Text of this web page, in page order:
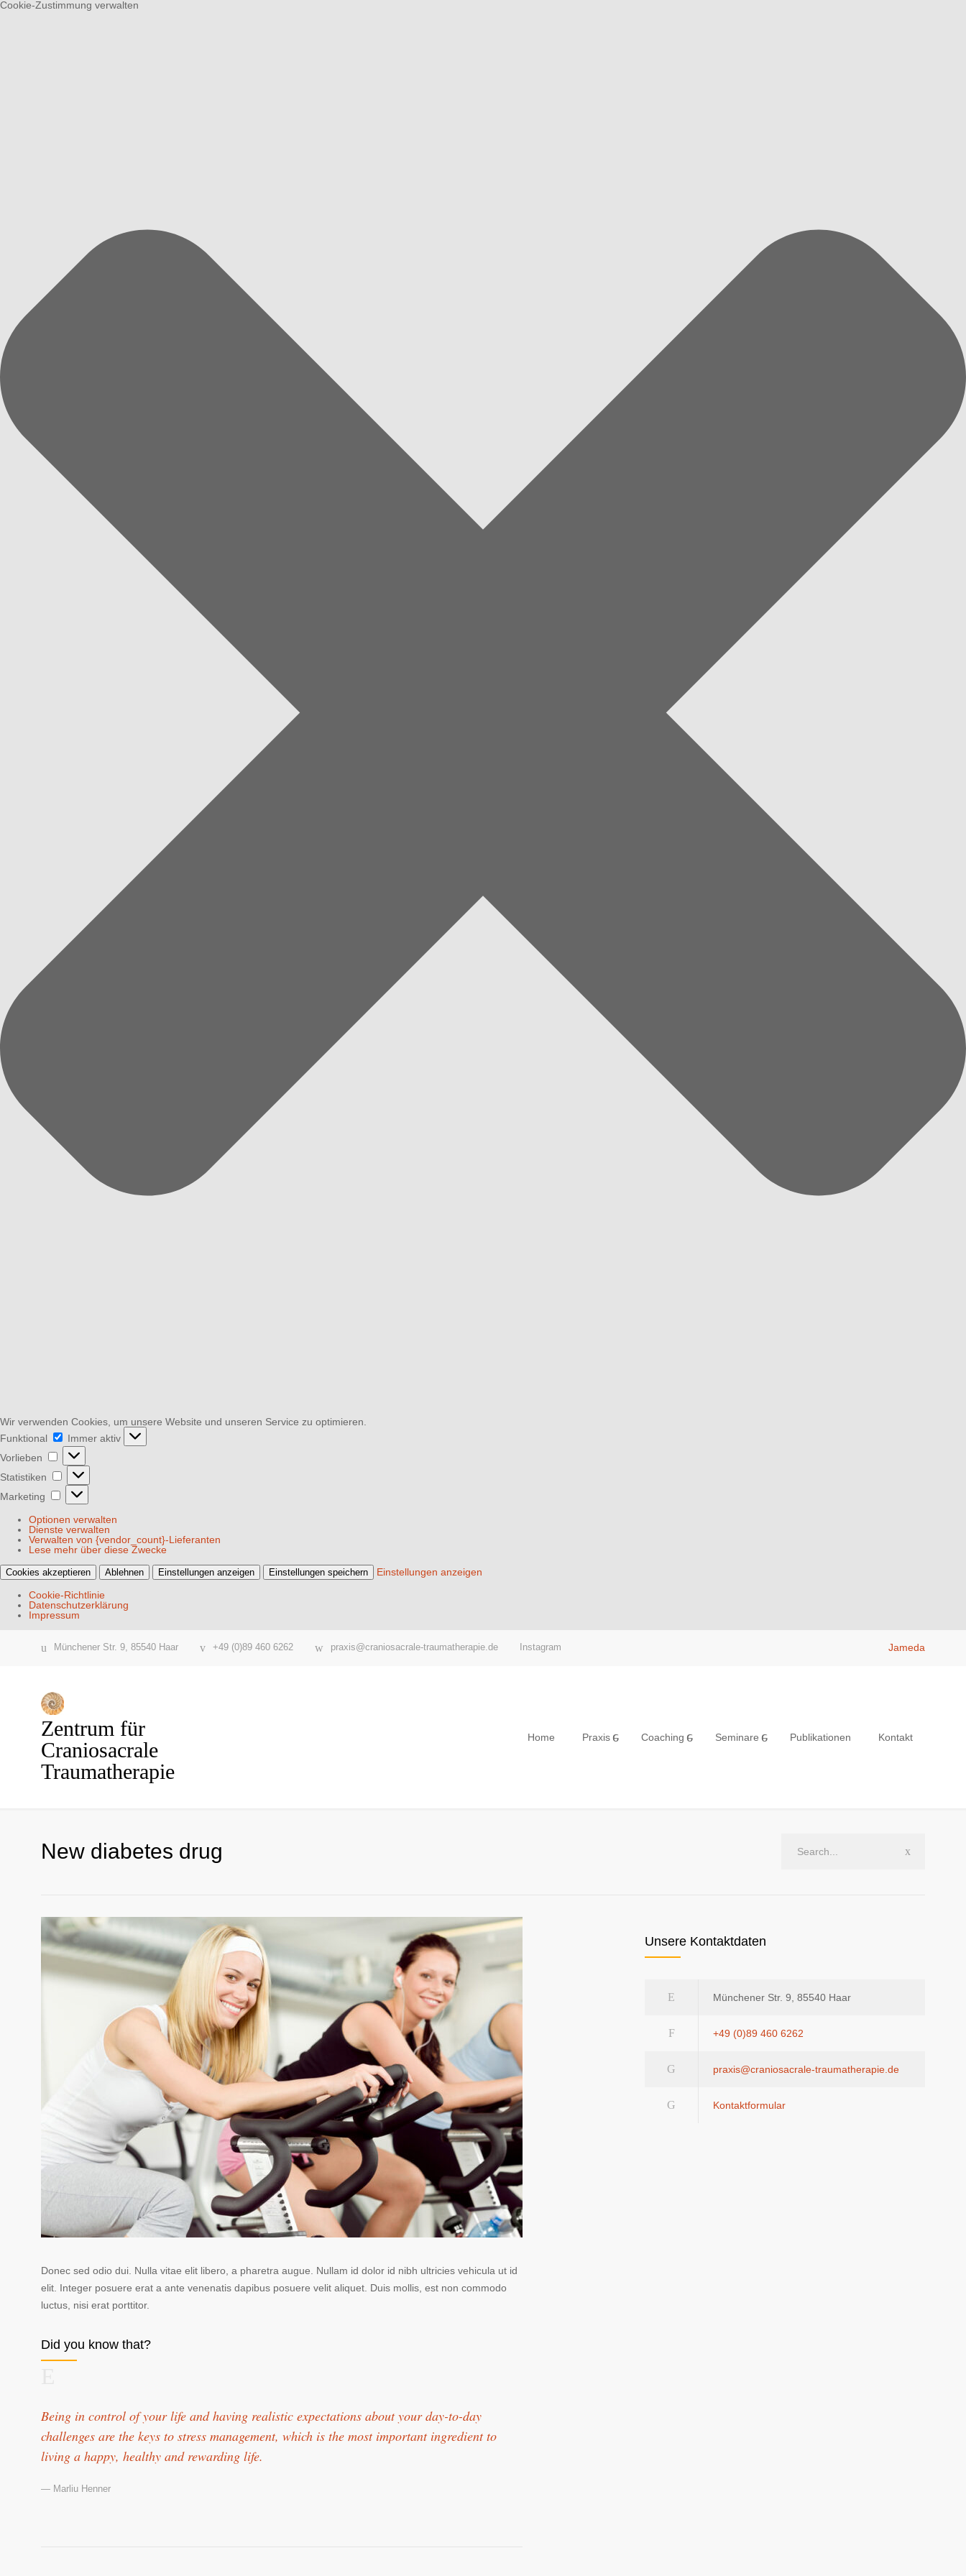
Cookie-Zustimmung verwalten
Wir verwenden Cookies, um unsere Website und unseren Service zu optimieren.
Funktional
Immer aktiv
Vorlieben
Vorlieben
Statistiken
Statistiken
Marketing
Marketing
Optionen verwalten
Dienste verwalten
Verwalten von {vendor_count}-Lieferanten
Lese mehr über diese Zwecke
Cookies akzeptieren Ablehnen Einstellungen anzeigen Einstellungen speichern
Einstellungen anzeigen
Cookie-Richtlinie
Datenschutzerklärung
Impressum
Münchener Str. 9, 85540 Haar +49 (0)89 460 6262 praxis@craniosacrale-traumatherapie.de Instagram Jameda
Zentrum für
Craniosacrale
Traumatherapie
Home Praxis Coaching Seminare Publikationen Kontakt
New diabetes drug
Donec sed odio dui. Nulla vitae elit libero, a pharetra augue. Nullam id dolor id nibh ultricies vehicula ut id
elit. Integer posuere erat a ante venenatis dapibus posuere velit aliquet. Duis mollis, est non commodo
luctus, nisi erat porttitor.
Did you know that?
Being in control of your life and having realistic expectations about your day-to-day
challenges are the keys to stress management, which is the most important ingredient to
living a happy, healthy and rewarding life.
— Marliu Henner
Unsere Kontaktdaten
Münchener Str. 9, 85540 Haar
+49 (0)89 460 6262
praxis@craniosacrale-traumatherapie.de
Kontaktformular